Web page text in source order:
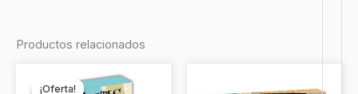
Productos relacionados
¡Oferta!
¡Oferta!
precio
precio